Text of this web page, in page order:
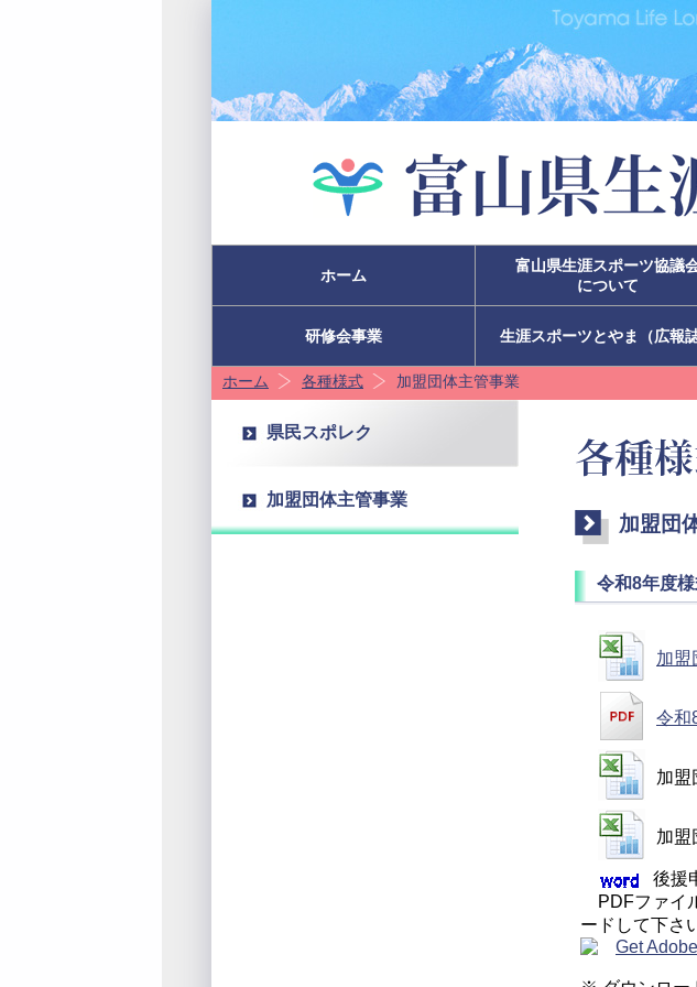
ホーム
富山県生涯スポーツ協議
について
研修会事業 生涯スポーツとやま（広報誌
ホーム 各種様式 加盟団体主管事業
加盟団
令和8年度
加盟
令和
加盟
加盟
後援
PDFファイ
ードして下さ
県民スポレク
加盟団体主管事業